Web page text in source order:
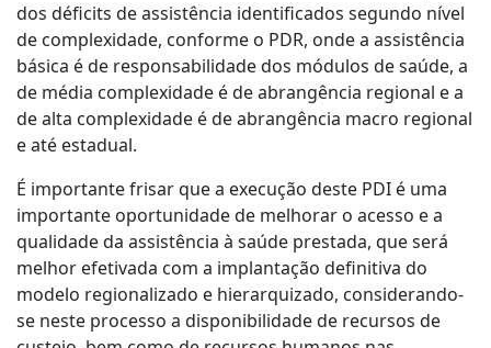
dos déficits de assistência identificados segundo nível
de complexidade, conforme o PDR, onde a assistência
básica é de responsabilidade dos módulos de saúde, a
de média complexidade é de abrangência regional e a
de alta complexidade é de abrangência macro regional
e até estadual.
É importante frisar que a execução deste PDI é uma
importante oportunidade de melhorar o acesso e a
qualidade da assistência à saúde prestada, que será
melhor efetivada com a implantação definitiva do
modelo regionalizado e hierarquizado, considerando-
se neste processo a disponibilidade de recursos de